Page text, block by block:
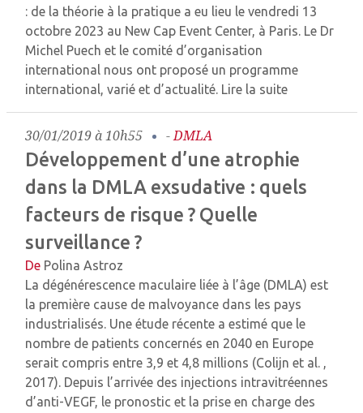
: de la théorie à la pratique a eu lieu le vendredi 13
octobre 2023 au New Cap Event Center, à Paris. Le Dr
Michel Puech et le comité d’organisation
international nous ont proposé un programme
international, varié et d’actualité. Lire la suite
30/01/2019 à 10h55 -DMLA
Développement d’une atrophie
dans la DMLA exsudative : quels
facteurs de risque ? Quelle
surveillance ?
De Polina Astroz
La dégénérescence maculaire liée à l’âge (DMLA) est
la première cause de malvoyance dans les pays
industrialisés. Une étude récente a estimé que le
nombre de patients concernés en 2040 en Europe
serait compris entre 3,9 et 4,8 millions (Colijn et al. ,
2017). Depuis l’arrivée des injections intravitréennes
d’anti-VEGF, le pronostic et la prise en charge des